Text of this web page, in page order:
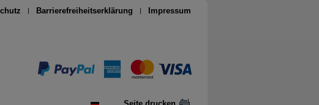
Barrierefreiheitserklärung Impressum